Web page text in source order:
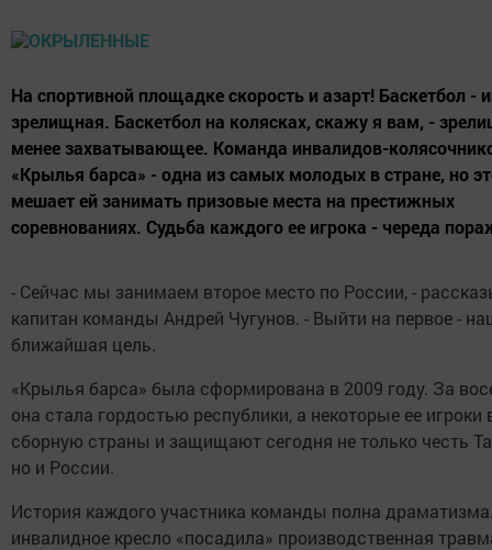
На спортивной площадке скорость и азарт! Баскетбол -
зрелищная. Баскетбол на колясках, скажу я вам, -
менее захватывающее. Команда инвалидов-
«Крылья барса» - одна из самых молодых в стране, но
мешает ей занимать призовые места на престижных
соревнованиях. Судьба каждого ее игрока - череда
- Сейчас мы занимаем второе место по России, -
капитан команды Андрей Чугунов. - Выйти на первое -
ближайшая цель.
«Крылья барса» была сформирована в 2009 году. За
она стала гордостью республики, а некоторые ее игроки
сборную страны и защищают сегодня не только честь
но и России.
История каждого участника команды полна
инвалидное кресло «посадила» производственная